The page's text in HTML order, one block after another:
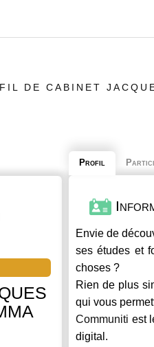
DE CABINET
Profil
Envie de
ses études et
choses ?
Rien de plus
qui vous
Communiti est
digital.